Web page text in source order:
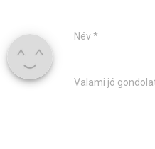
Név*
Valami jó